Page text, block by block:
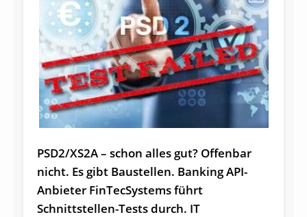
PSD2/XS2A – schon alles gut? Offenbar
nicht. Es gibt Baustellen. Banking API-
Anbieter FinTecSystems führt
Schnittstellen-Tests durch. IT